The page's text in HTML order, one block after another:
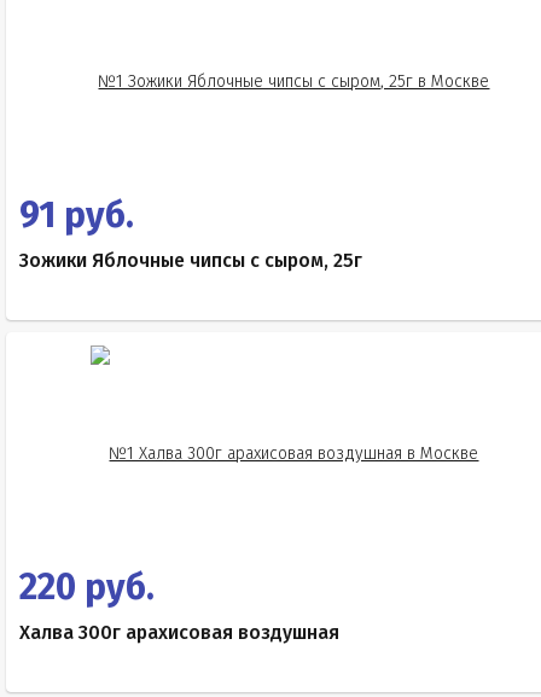
91 руб.
Зожики Яблочные чипсы с сыром, 25г
220 руб.
Халва 300г арахисовая воздушная